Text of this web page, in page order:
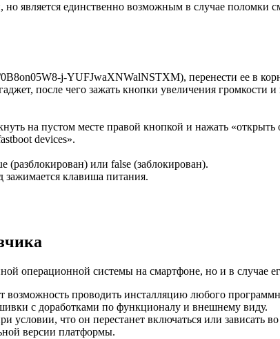
является единственно возможным в случае поломки
j-YUFJwaXNWalNSTXM), перенести ее в
после чего зажать кнопки увеличения громкости
на пустом месте правой кнопкой и нажать «открыть
devices».
(разблокирован) или false (заблокирован).
зажимается клавиша питания.
операционной системы на смартфоне, но и в случае
возможность проводить инсталляцию любого
с доработками по функционалу и внешнему виду.
условии, что он перестанет включаться или зависать
версии платформы.